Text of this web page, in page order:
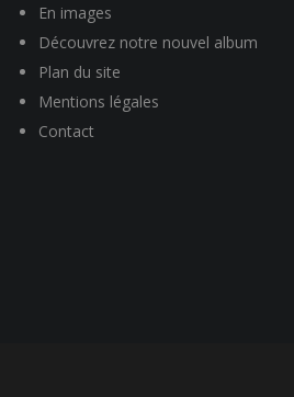
En images
Découvrez notre nouvel album
Plan du site
Mentions légales
Contact